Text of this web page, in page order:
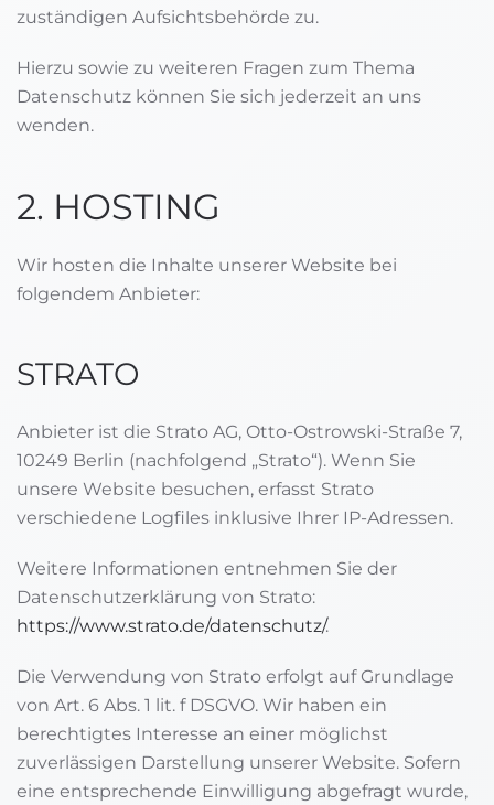
zuständigen Aufsichtsbehörde zu.
Hierzu sowie zu weiteren Fragen zum Thema
Datenschutz können Sie sich jederzeit an uns
wenden.
2. HOSTING
Wir hosten die Inhalte unserer Website bei
folgendem Anbieter:
STRATO
Anbieter ist die Strato AG, Otto-Ostrowski-Straße 7,
10249 Berlin (nachfolgend „Strato“). Wenn Sie
unsere Website besuchen, erfasst Strato
verschiedene Logfiles inklusive Ihrer IP-Adressen.
Weitere Informationen entnehmen Sie der
Datenschutzerklärung von Strato:
https://www.strato.de/datenschutz/.
Die Verwendung von Strato erfolgt auf Grundlage
von Art. 6 Abs. 1 lit. f DSGVO. Wir haben ein
berechtigtes Interesse an einer möglichst
zuverlässigen Darstellung unserer Website. Sofern
eine entsprechende Einwilligung abgefragt wurde,